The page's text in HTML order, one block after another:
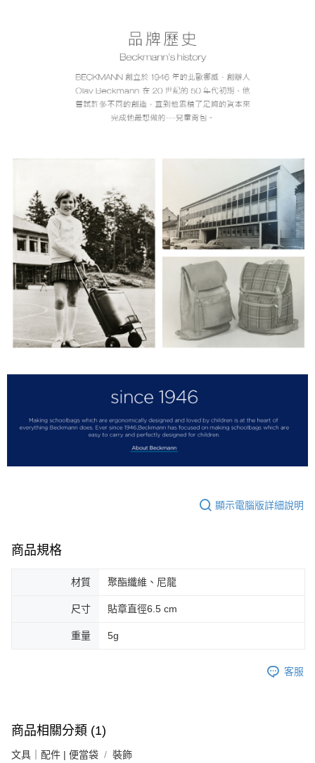
顯示電腦版詳細說明
商品規格
材質 聚酯纖維、尼龍
尺寸 貼章直徑6.5 cm
重量 5g
客服
商品相關分類 (1)
文具｜配件 | 便當袋 裝飾